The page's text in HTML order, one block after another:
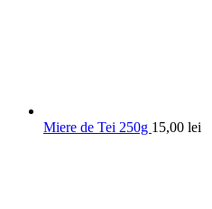
Miere de Tei 250g 15,00 lei